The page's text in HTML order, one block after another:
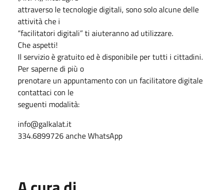
attraverso le tecnologie digitali, sono solo alcune delle
attività che i
“facilitatori digitali” ti aiuteranno ad utilizzare.
Che aspetti!
Il servizio è gratuito ed è disponibile per tutti i cittadini.
Per saperne di più o
prenotare un appuntamento con un facilitatore digitale
contattaci con le
seguenti modalità:
info@galkalat.it
334.6899726 anche WhatsApp